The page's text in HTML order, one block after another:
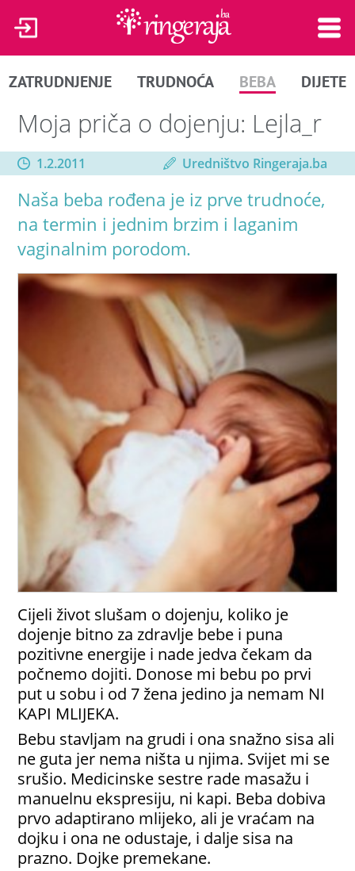
ZATRUDNJENJE TRUDNOĆA BEBA DIJETE
Moja priča o dojenju: Lejla_r
1.2.2011 Uredništvo Ringeraja.ba
Naša beba rođena je iz prve trudnoće,
na termin i jednim brzim i laganim
vaginalnim porodom.
Cijeli život slušam o dojenju, koliko je
dojenje bitno za zdravlje bebe i puna
pozitivne energije i nade jedva čekam da
počnemo dojiti. Donose mi bebu po prvi
put u sobu i od 7 žena jedino ja nemam NI
KAPI MLIJEKA.
Bebu stavljam na grudi i ona snažno sisa ali
ne guta jer nema ništa u njima. Svijet mi se
srušio. Medicinske sestre rade masažu i
manuelnu ekspresiju, ni kapi. Beba dobiva
prvo adaptirano mlijeko, ali je vraćam na
dojku i ona ne odustaje, i dalje sisa na
prazno. Dojke premekane.